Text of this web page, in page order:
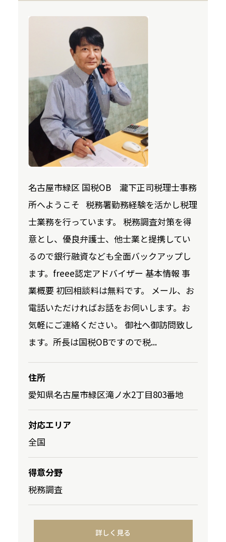
名古屋市緑区 国税OB 瀧下正司税理士事務
所へようこそ 税務署勤務経験を活かし税理
士業務を行っています。 税務調査対策を得
意とし、優良弁護士、他士業と提携してい
るので銀行融資なども全面バックアップし
ます。freee認定アドバイザー 基本情報 事
業概要 初回相談料は無料です。 メール、お
電話いただければお話をお伺いします。お
気軽にご連絡ください。 御社へ御訪問致し
ます。所長は国税OBですので税...
住所
愛知県名古屋市緑区滝ノ水2丁目803番地
対応エリア
全国
得意分野
税務調査
詳しく見る